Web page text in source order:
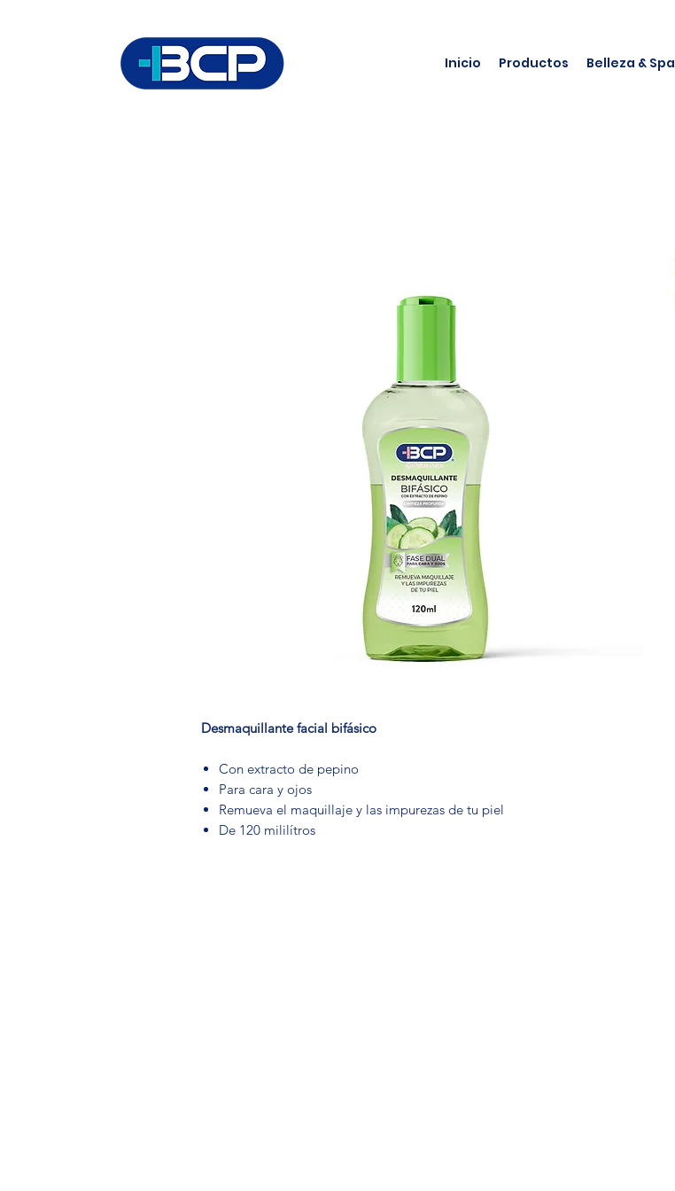
Inicio Productos Belleza & Spa
Desmaquillante facial bifásico
Con extracto de pepino
Para cara y ojos
Remueva el maquillaje y las impurezas de tu piel
De 120 mililítros